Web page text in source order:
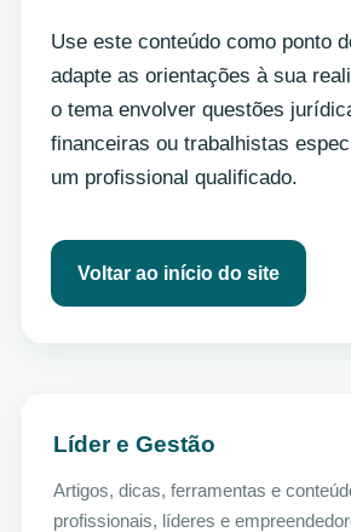
Use este conteúdo como ponto
adapte as orientações à sua
o tema envolver questões
financeiras ou trabalhistas
um profissional qualificado.
Voltar ao início do site
Líder e Gestão
Artigos, dicas, ferramentas e
profissionais, líderes e